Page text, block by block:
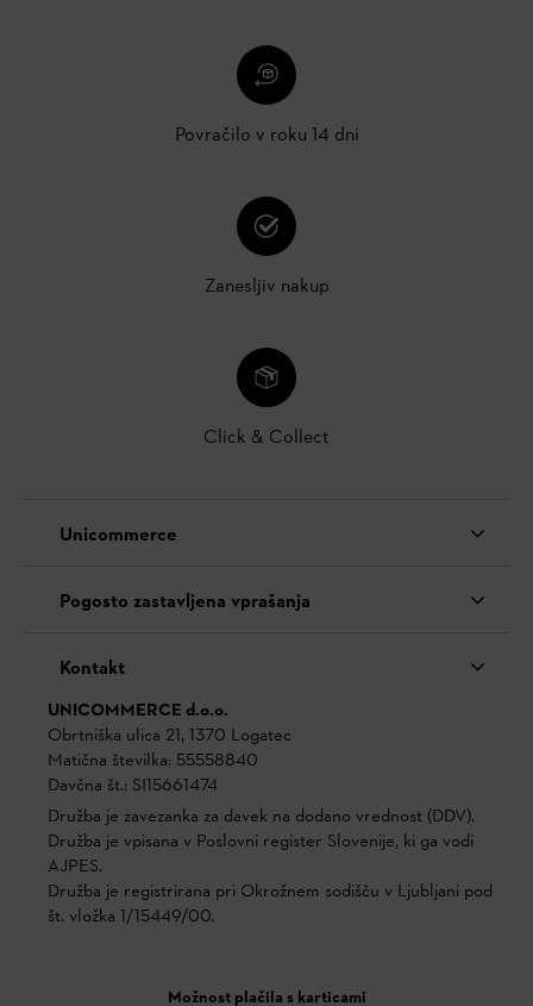
Povračilo v roku 14 dni
Zanesljiv nakup
Click & Collect
Unicommerce
Pogosto zastavljena vprašanja
Kontakt
UNICOMMERCE d.o.o.
Obrtniška ulica 21, 1370 Logatec
Matična številka: 55558840
Davčna št.: SI15661474
Družba je zavezanka za davek na dodano vrednost (DDV).
Družba je vpisana v Poslovni register Slovenije, ki ga vodi
AJPES.
Družba je registrirana pri Okrožnem sodišču v Ljubljani pod
št. vložka 1/15449/00.
Možnost plačila s karticami